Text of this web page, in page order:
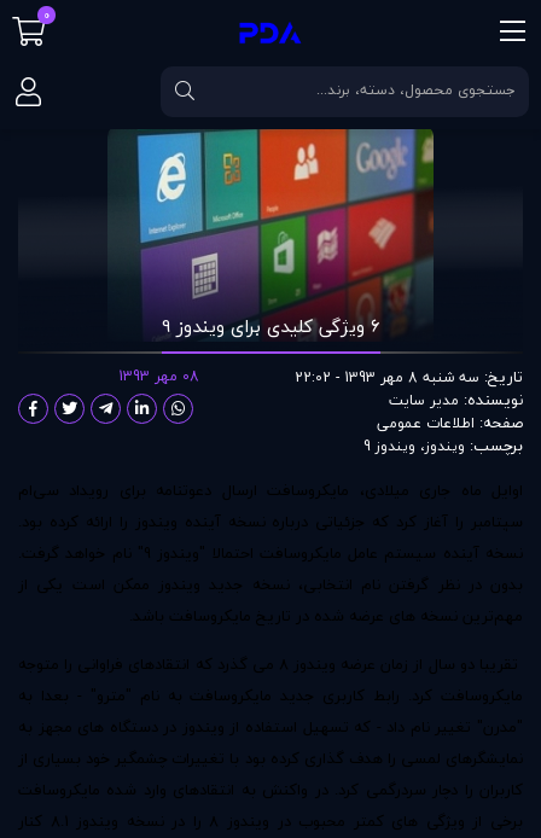
صفحه اصلی مقالات 6 ویژگی کلیدی برای ویندوز 9
6 ویژگی کلیدی برای ویندوز 9
تاریخ: سه شنبه 8 مهر 1393 - 22:02
نویسنده: مدير سايت
صفحه: اطلاعات عمومی
برچسب: ویندوز، ویندوز 9
08 مهر 1393
اوایل ماه جاری میلادی، مایکروسافت ارسال دعوتنامه برای رویداد سی‌ام
سپتامبر را آغاز کرد که جزئیاتی درباره نسخه آینده ویندوز را ارائه کرده بود.
نسخه آینده سیستم عامل مایکروسافت احتمالا "ویندوز 9" نام خواهد گرفت.
بدون در نظر گرفتن نام انتخابی، نسخه جدید ویندوز ممکن است یکی از
مهم‌ترین نسخه های عرضه شده در تاریخ مایکروسافت باشد.
تقریبا دو سال از زمان عرضه ویندوز 8 می گذرد که انتقادهای فراوانی را متوجه
مایکروسافت کرد. رابط کاربری جدید مایکروسافت به نام "مترو" - بعدا به
"مدرن" تغییر نام داد - که تسهیل استفاده از ویندوز در دستگاه های مجهز به
نمایشگرهای لمسی را هدف گذاری کرده بود با تغییرات چشمگیر خود بسیاری از
کاربران را دچار سردرگمی کرد. در واکنش به انتقادهای وارد شده مایکروسافت
برخی از ویژگی های کمتر محبوب در ویندوز 8 را در نسخه ویندوز 8.1 کنار
0